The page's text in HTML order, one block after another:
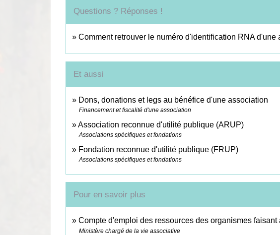
Questions ? Réponses !
Comment retrouver le numéro d'identification RNA d'une
Et aussi
Dons, donations et legs au bénéfice d'une association
Financement et fiscalité d'une association
Association reconnue d'utilité publique (ARUP)
Associations spécifiques et fondations
Fondation reconnue d'utilité publique (FRUP)
Associations spécifiques et fondations
Pour en savoir plus
Compte d'emploi des ressources des organismes
Ministère chargé de la vie associative